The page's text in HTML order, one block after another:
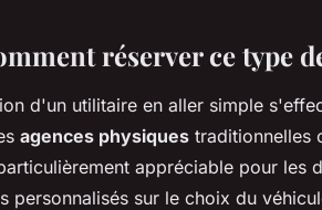
réserver ce type
d'un utilitaire en aller simple
agences physiques traditionnelles
appréciable pour les
personnalisés sur le choix du